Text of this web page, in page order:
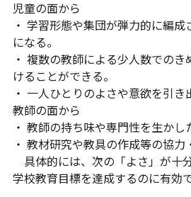
児童の面から
・ 学習形態や集団が弾力的に編
になる。
・ 複数の教師による少人数での
けることができる。
・ 一人ひとりのよさや意欲を引
教師の面から
・ 教師の持ち味や専門性を生かし
・ 教材研究や教具の作成等の協
具体的には、次の「よさ」が十
学校教育目標を達成するのに有効